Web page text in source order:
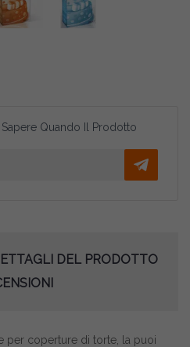
Sapere Quando Il Prodotto
DEL PRODOTTO
per coperture di torte, la puoi